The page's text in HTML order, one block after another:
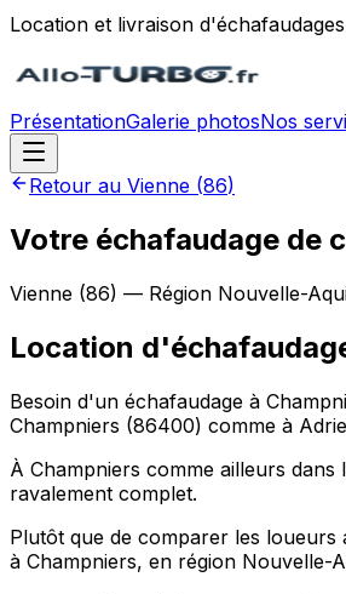
Location et livraison
PrésentationGalerie photosNos
Retour au Vienne (86)
Votre échafaudage de
Vienne (86) — Région Nouvelle-
Location
Besoin d'un échafaudage à
Champniers (86400) comme à
À Champniers comme ailleurs
ravalement complet.
Plutôt que de comparer les
à Champniers, en région Nouvelle-